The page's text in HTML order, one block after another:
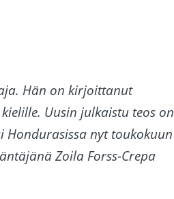
Hän on kirjoittanut
Uusin julkaistu teos on
Hondurasissa nyt toukokuun
Zoila Forss-Crepa